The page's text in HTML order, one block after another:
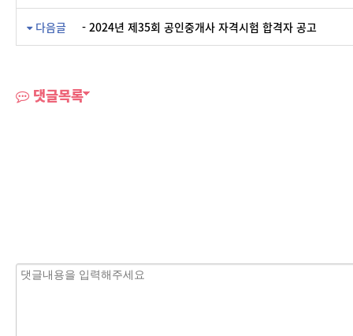
다음글 - 2024년 제35회 공인중개사 자격시험 합격자 공고
댓글목록